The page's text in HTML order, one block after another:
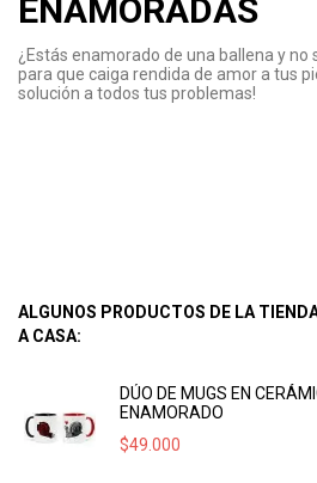
ENAMORADAS
¿Estás enamorado de una ballena y no
para que caiga rendida de amor a tus
solución a todos tus problemas!
ALGUNOS PRODUCTOS DE LA
A CASA:
DÚO DE MUGS EN
ENAMORADO
$49.000